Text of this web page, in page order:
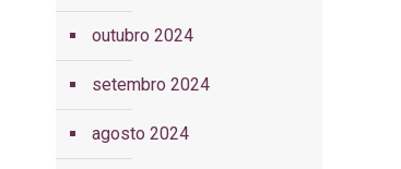
outubro 2024
setembro 2024
agosto 2024